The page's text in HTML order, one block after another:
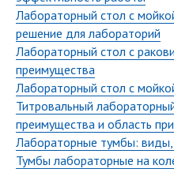
Лабораторный стол с
решение для лабораторий
Лабораторный стол с
преимущества
Лабораторный стол с
Титровальный
преимущества и область
Лабораторные тумбы: виды,
Тумбы лабораторные на